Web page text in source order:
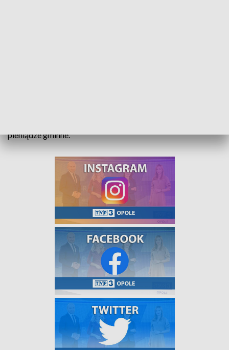
pieniądze gminne.